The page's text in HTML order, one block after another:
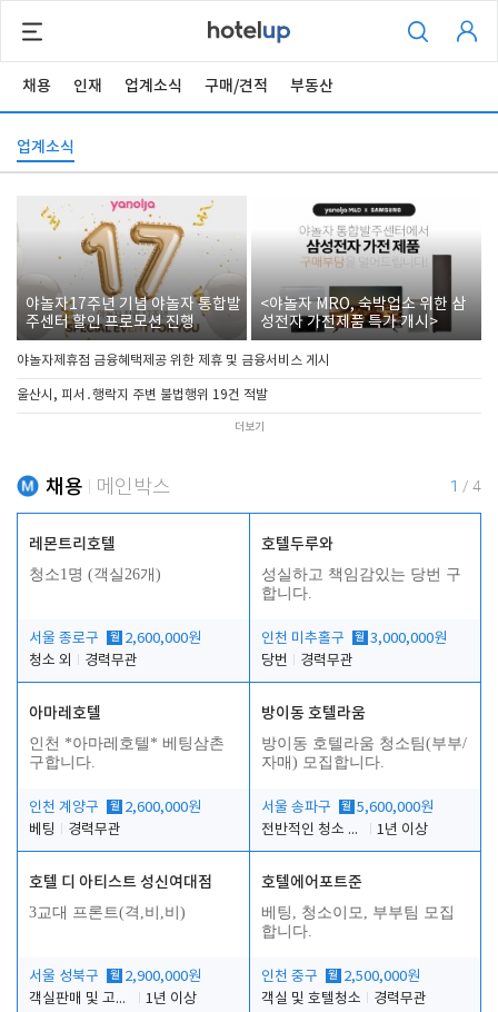
채용 인재 업계소식 구매/견적 부동산
업계소식
야놀자17주년 기념 야놀자 통합발
주센터 할인 프로모션 진행
<야놀자 MRO, 숙박업소 위한 삼
성전자 가전제품 특가 개시>
야놀자제휴점 금융혜택제공 위한 제휴 및 금융서비스 게시
울산시, 피서․행락지 주변 불법행위 19건 적발
더보기
채용 메인박스 1 / 4
레몬트리호텔
청소1명 (객실26개)
서울 종로구 월 2,600,000원
청소 외
경력무관
호텔두루와
성실하고 책임감있는 당번 구
합니다.
인천 미추홀구 월 3,000,000원
당번
경력무관
아마레호텔
인천 *아마레호텔* 베팅삼촌
구합니다.
인천 계양구 월 2,600,000원
베팅
경력무관
방이동 호텔라움
방이동 호텔라움 청소팀(부부/
자매) 모집합니다.
서울 송파구 월 5,600,000원
전반적인 청소 업무(객실청소.객실정리)
1년 이상
호텔 디 아티스트 성신여대점
3교대 프론트(격,비,비)
서울 성북구 월 2,900,000원
객실판매 및 고객응대
1년 이상
호텔에어포트준
베팅, 청소이모, 부부팀 모집
합니다.
인천 중구 월 2,500,000원
객실 및 호텔청소
경력무관